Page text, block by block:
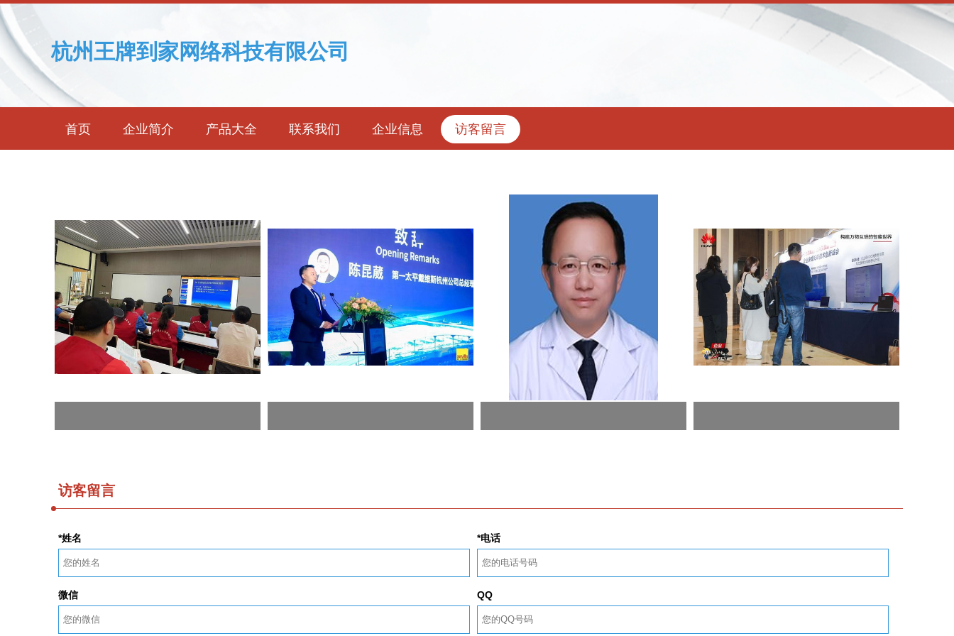
杭州王牌到家网络科技有限公司
首页 企业简介 产品大全 联系我们 企业信息 访客留言
访客留言
*姓名 *电话
微信 QQ